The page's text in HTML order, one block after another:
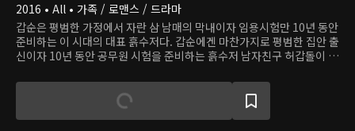
2016 • All • 가족 / 로맨스 / 드라마
갑순은 평범한 가정에서 자란 삼 남매의 막내이자 임용시험만 10년 동안
준비하는 이 시대의 대표 흙수저다. 갑순에겐 마찬가지로 평범한 집안 출
신이자 10년 동안 공무원 시험을 준비하는 흙수저 남자친구 허갑돌이 있
신이 임신했다는 사실을 알게 된다. 고민 끝에 갑순과 갑돌은 양가 식구
모르게 동거를 시작하지만, 10년 동안 연인이었어도 함께 사는 건 무엇
하나 쉽지 않다. 게다가 동거 사실을 알게 된 양가 어른이 크게 갈등하면